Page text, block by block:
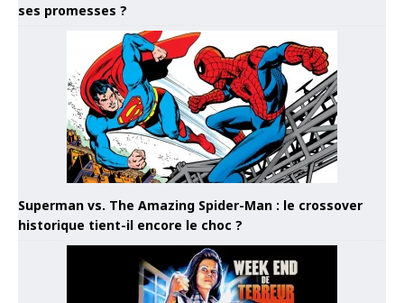
ses promesses ?
Superman vs. The Amazing Spider-Man : le crossover
historique tient-il encore le choc ?